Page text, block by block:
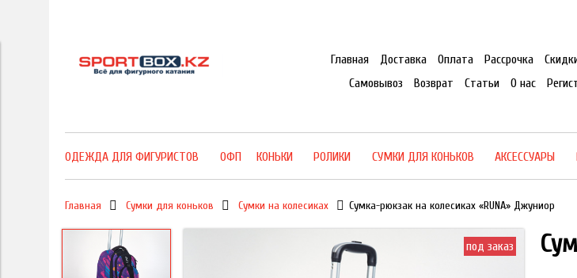
Главная Доставка Оплата Рассрочка
Самовывоз
Возврат Статьи О нас
ОДЕЖДА ДЛЯ ФИГУРИСТОВ ОФП КОНЬКИ РОЛИКИ СУМКИ ДЛЯ КОНЬКОВ АКСЕССУАРЫ
Главная Сумки для коньков Сумки на колесиках Сумка-рюкзак на колесиках «RUNA» Джуниор
под заказ